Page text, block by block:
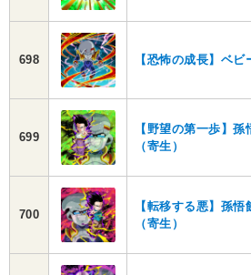
698 【恐怖の成長】ベビ
699
【野望の第一歩】孫
（寄生）
700
【転移する悪】孫悟
（寄生）